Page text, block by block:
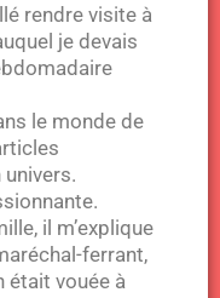
rendre visite à
je devais
le monde de
univers.
il m’explique
ferrant,
était vouée à